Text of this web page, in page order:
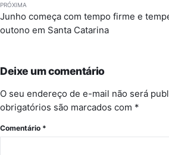
PRÓXIMA
Junho começa com tempo firme e
outono em Santa Catarina
Deixe um comentário
O seu endereço de e-mail não será
obrigatórios são marcados com *
Comentário *